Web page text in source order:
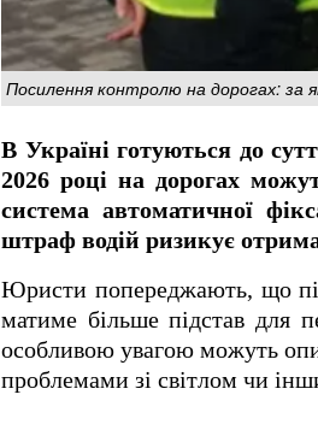
Посилення контролю на дорогах: за
В Україні готуються до
2026 році на дорогах
система автоматичної
штраф водій ризикує
Юристи попереджають, що
матиме більше підстав для
особливою увагою можуть
проблемами зі світлом чи